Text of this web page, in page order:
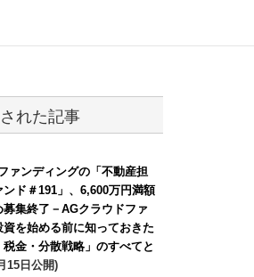
れた記事
ァンディングの「不動産担
ド＃191」、6,600万円満額
募集終了－AGクラウドファ
資を始める前に知っておきた
税金・分散戦略」のすべてと
15日公開)